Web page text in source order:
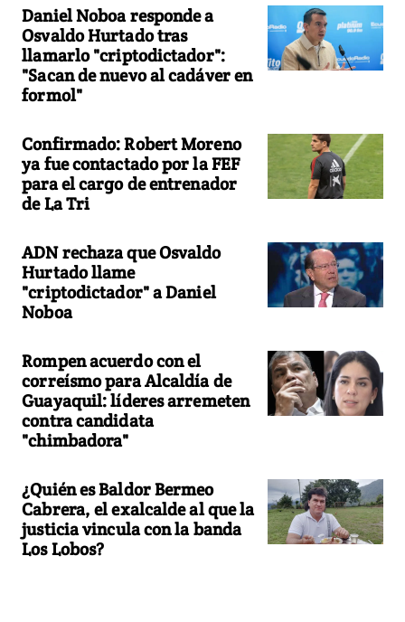
Daniel Noboa responde a
Osvaldo Hurtado tras
llamarlo "criptodictador":
"Sacan de nuevo al cadáver en
formol"
Confirmado: Robert Moreno
ya fue contactado por la FEF
para el cargo de entrenador
de La Tri
ADN rechaza que Osvaldo
Hurtado llame
"criptodictador" a Daniel
Noboa
Rompen acuerdo con el
correísmo para Alcaldía de
Guayaquil: líderes arremeten
contra candidata
"chimbadora"
¿Quién es Baldor Bermeo
Cabrera, el exalcalde al que la
justicia vincula con la banda
Los Lobos?